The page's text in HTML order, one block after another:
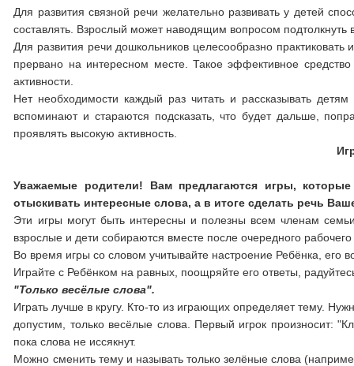
Для развития связной речи желательно развивать у детей
составлять. Взрослый может наводящим вопросом
Для развития речи дошкольников целесообразно
прервано на интересном месте. Такое эффективное
активности.
Нет необходимости каждый раз читать и рассказывать
вспоминают и стараются подсказать, что будет дальше,
проявлять высокую активность.
Уважаемые родители! Вам предлагаются игры,
отыскивать интересные слова, а в итоге сделать речь
Эти игры могут быть интересны и полезны всем членам
взрослые и дети собираются вместе после очередного
Во время игры со словом учитывайте настроение Ребёнка, его
Играйте с Ребёнком на равных, поощряйте его ответы,
"Только весёлые слова".
Играть лучше в кругу. Кто-то из играющих определяет тему.
допустим, только весёлые слова. Первый игрок произносит:
пока слова не иссякнут.
Можно сменить тему и называть только зелёные слова